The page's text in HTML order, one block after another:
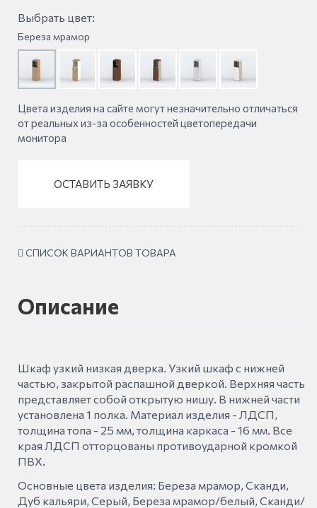
Выбрать цвет:
Береза мрамор
Цвета изделия на сайте могут незначительно отличаться
от реальных из-за особенностей цветопередачи
монитора
ОСТАВИТЬ ЗАЯВКУ
СПИСОК ВАРИАНТОВ ТОВАРА
Описание
Шкаф узкий низкая дверка. Узкий шкаф с нижней
частью, закрытой распашной дверкой. Верхняя часть
представляет собой открытую нишу. В нижней части
установлена 1 полка. Материал изделия - ЛДСП,
толщина топа - 25 мм, толщина каркаса - 16 мм. Все
края ЛДСП отторцованы противоударной кромкой
ПВХ.
Основные цвета изделия: Береза мрамор, Сканди,
Дуб кальяри, Серый, Береза мрамор/белый, Сканди/